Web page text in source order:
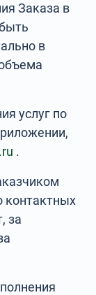
Заказа в
в
услуг по
.
контактных
за